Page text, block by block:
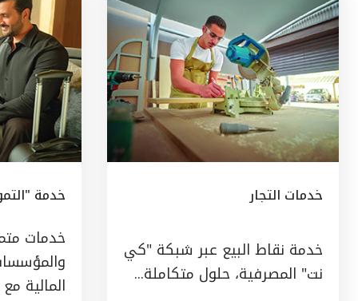
خدمات التجار
خدمة نقاط البيع عبر شبكة "كي
نت" المصرفية، حلول متكاملة...
خدمة
خدمات
المالية